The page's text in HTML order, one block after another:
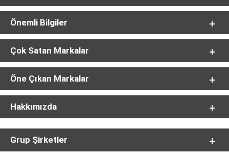
Önemli Bilgiler
Çok Satan Markalar
Öne Çıkan Markalar
Hakkımızda
Grup Şirketler